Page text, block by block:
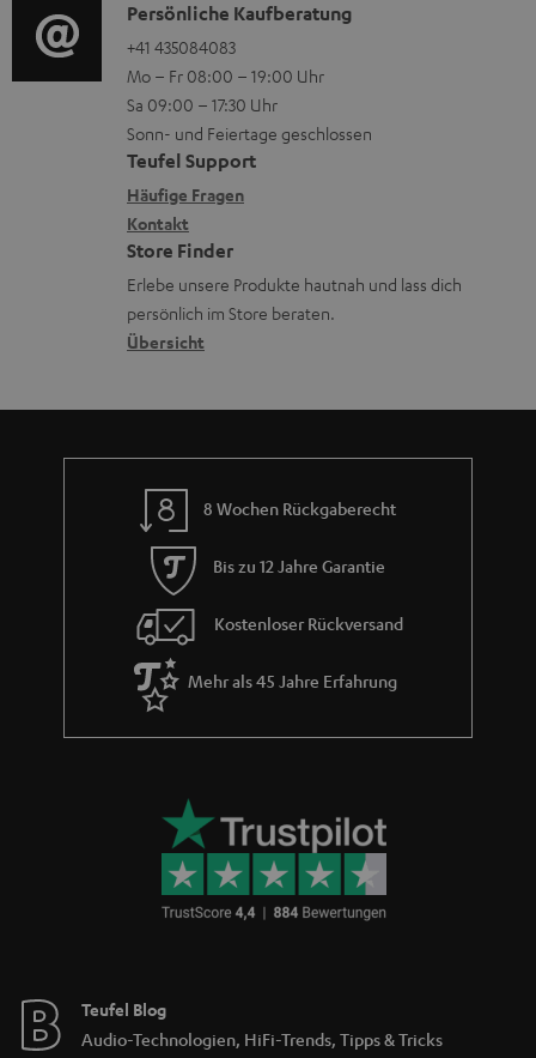
u
n
t
e
r
l
a
d
e
n
t
i
o
n
e
n
z
u
r
G
r
a
i
o
-
L
e
x
i
k
o
n
K
o
n
t
a
k
t
d
a
t
n
Persönliche Kaufberatung
+41 435084083
Mo – Fr 08:00 – 19:00 Uhr
Sa 09:00 – 17:30 Uhr
Sonn- und Feiertage geschlossen
Teufel Support
Häufige Fragen
Kontakt
Store Finder
Erlebe unsere Produkte hautnah und lass dich
persönlich im Store beraten.
Übersicht
8 Wochen Rückgaberecht
Bis zu 12 Jahre Garantie
Kostenloser Rückversand
Mehr als 45 Jahre Erfahrung
Teufel Blog
Audio-Technologien, HiFi-Trends, Tipps & Tricks